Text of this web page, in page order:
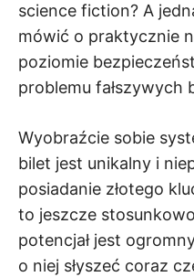
science fiction? A
mówić o praktycznie
poziomie
problemu fałszywych
Wyobraźcie sobie
bilet jest unikalny i
posiadanie złotego
to jeszcze
potencjał jest
o niej słyszeć coraz